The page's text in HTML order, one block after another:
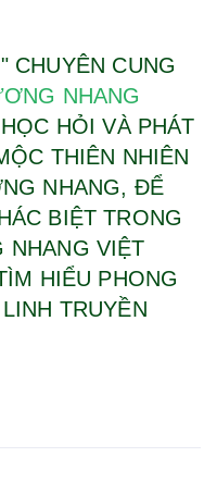
" CHUYÊN CUNG
NHANG
HỎI VÀ PHÁT
THIÊN NHIÊN
NHANG, ĐỂ
BIỆT TRONG
NHANG VIỆT
HIỂU PHONG
TRUYỀN